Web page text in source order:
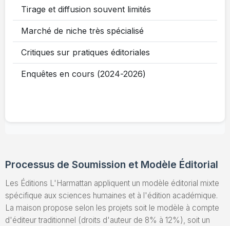
Tirage et diffusion souvent limités
Marché de niche très spécialisé
Critiques sur pratiques éditoriales
Enquêtes en cours (2024-2026)
Processus de Soumission et Modèle Éditorial
Les Éditions L'Harmattan appliquent un modèle éditorial mixte
spécifique aux sciences humaines et à l'édition académique.
La maison propose selon les projets soit le modèle à compte
d'éditeur traditionnel (droits d'auteur de 8% à 12%), soit un